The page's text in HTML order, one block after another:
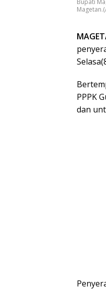
Bupati
PPPK
dan